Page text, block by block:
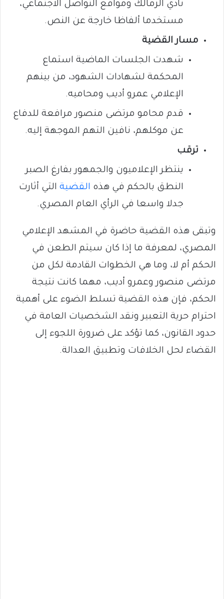
نادي الزمالك ومواقع التواصل الاجتماعي،
مستخدما ألفاظا خارجة عن النص.
مسار القضية
شهدت الجلسات الماضية استماع
المحكمة لشهادات الشهود، من بينهم
الإعلامي عمرو أديب ومحاميه.
قدم محامو مرتضى منصور مرافعة للدفاع
عن موكلهم، نافين التهم الموجهة إليه.
ترقب
ينتظر الإعلاميون والجمهور بفارغ الصبر
النطق بالحكم في هذه القضية التي أثارت
جدلا واسعا في الرأي العام المصري.
وتبقى هذه القضية حاضرة في المشهد الإعلامي
المصري، لمعرفة ما إذا كان سيتم الطعن في
الحكم أم لا، وما هي الخطوات القادمة لكل من
مرتضى منصور وعمرو أديب، مهما كانت نتيجة
الحكم، فإن هذه القضية تسلط الضوء على أهمية
احترام حرية التعبير ونقد الشخصيات العامة في
حدود القانون، كما تؤكد على ضرورة اللجوء إلى
القضاء لحل الخلافات وتطبيق العدالة.